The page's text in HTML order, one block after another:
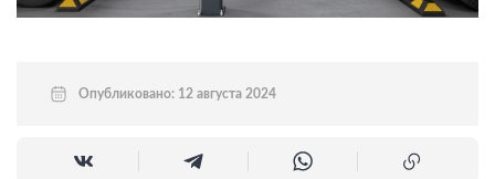
Опубликовано: 12 августа 2024